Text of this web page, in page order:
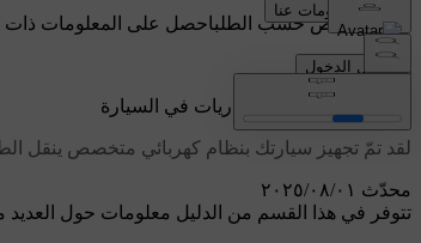
دعم مخصص حسب الطلباحصل على المعلومات ذات
تسجيل الدخول
محدّث ٠١‏/٠٨‏/٢٠٢٥
النظام الكهربائي والبطاريات في السيارة
لقد تمّ تجهيز سيارتك بنظام كهربائي متخصص ينقل
تتوفر في هذا القسم من الدليل معلومات حول العديد